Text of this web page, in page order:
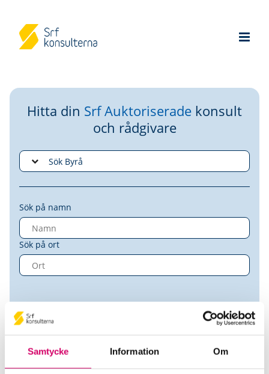
Samtycke Information Om
Hitta din Srf Auktoriserade konsult
och rådgivare
Sök på namn
Sök på ort